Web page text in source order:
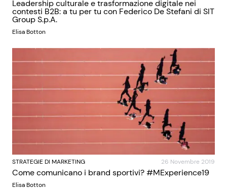
Leadership culturale e trasformazione digitale nei
contesti B2B: a tu per tu con Federico De Stefani di SIT
Group S.p.A.
Elisa Botton
STRATEGIE DI MARKETING 26 Novembre 2019
Come comunicano i brand sportivi? #MExperience19
Elisa Botton